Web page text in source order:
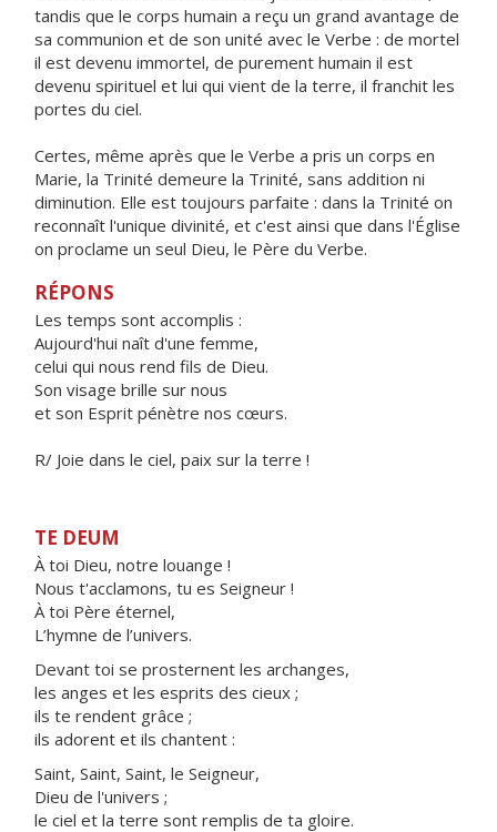
tandis que le corps humain a reçu un grand avantage de
sa communion et de son unité avec le Verbe : de mortel
il est devenu immortel, de purement humain il est
devenu spirituel et lui qui vient de la terre, il franchit les
portes du ciel.
Certes, même après que le Verbe a pris un corps en
Marie, la Trinité demeure la Trinité, sans addition ni
diminution. Elle est toujours parfaite : dans la Trinité on
reconnaît l'unique divinité, et c'est ainsi que dans l'Église
on proclame un seul Dieu, le Père du Verbe.
RÉPONS
Les temps sont accomplis :
Aujourd'hui naît d'une femme,
celui qui nous rend fils de Dieu.
Son visage brille sur nous
et son Esprit pénètre nos cœurs.
R/ Joie dans le ciel, paix sur la terre !
TE DEUM
À toi Dieu, notre louange !
Nous t'acclamons, tu es Seigneur !
À toi Père éternel,
L’hymne de l’univers.
Devant toi se prosternent les archanges,
les anges et les esprits des cieux ;
ils te rendent grâce ;
ils adorent et ils chantent :
Saint, Saint, Saint, le Seigneur,
Dieu de l'univers ;
le ciel et la terre sont remplis de ta gloire.